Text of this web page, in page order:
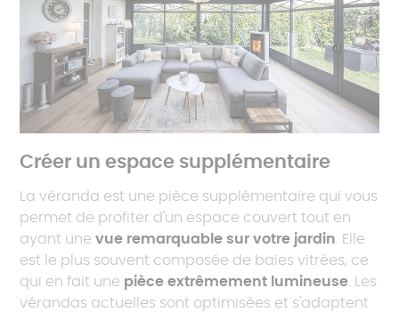
Créer un espace supplémentaire
La véranda est une pièce supplémentaire qui vous
permet de profiter d'un espace couvert tout en
ayant unevue remarquable sur votre jardin . Elle
est le plus souvent composée de baies vitrées, ce
qui en fait une pièce extrêmement lumineuse . Les
vérandas actuelles sont optimisées et s'adaptent